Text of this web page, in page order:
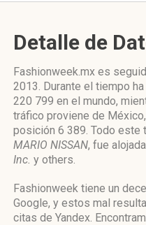
Detalle de
Fashionweek.mx es
2013. Durante el tiempo
220 799 en el mundo,
tráfico proviene de
posición 6 389. Todo este
MARIO NISSAN, fue
Inc. y others.
Fashionweek tiene un
Google, y estos mal
citas de Yandex.